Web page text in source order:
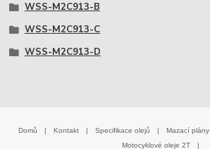
WSS-M2C913-B
WSS-M2C913-C
WSS-M2C913-D
Domů | Kontakt | Specifikace olejů | Mazací plány
Motocyklové oleje 2T
|